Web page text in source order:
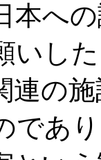
本へ
いし
連の
であ